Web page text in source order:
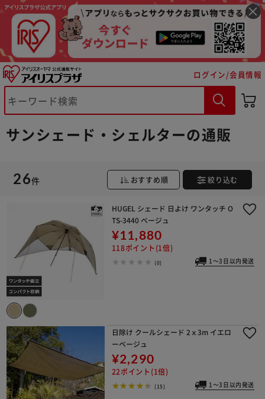
ログイン/会員情報
サンシェード・シェルターの通販
26件 おすすめ順 絞り込む
HUGEL シェード 日よけ ワンタッチ O
TS-3440 ベージュ
¥11,880
118ポイント(1倍)
(0) 1～3日以内発送
日除け クールシェード 2ｘ3m イエロ
ーベージュ
¥2,290
22ポイント(1倍)
(15) 1～3日以内発送
※ご確認ください
カートに入れる 購入手続きへ